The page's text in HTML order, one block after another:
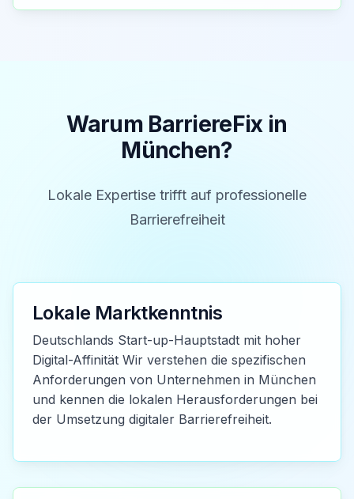
Warum BarriereFix in
München?
Lokale Expertise trifft auf professionelle
Barrierefreiheit
Lokale Marktkenntnis
Deutschlands Start-up-Hauptstadt mit hoher
Digital-Affinität Wir verstehen die spezifischen
Anforderungen von Unternehmen in München
und kennen die lokalen Herausforderungen bei
der Umsetzung digitaler Barrierefreiheit.